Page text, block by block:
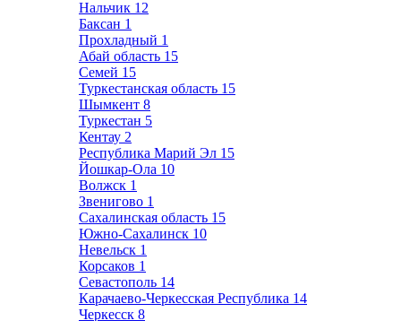
Нальчик 12
Баксан 1
Прохладный 1
Абай область 15
Семей 15
Туркестанская область 15
Шымкент 8
Туркестан 5
Кентау 2
Республика Марий Эл 15
Йошкар-Ола 10
Волжск 1
Звенигово 1
Сахалинская область 15
Южно-Сахалинск 10
Невельск 1
Корсаков 1
Севастополь 14
Карачаево-Черкесская Республика 14
Черкесск 8